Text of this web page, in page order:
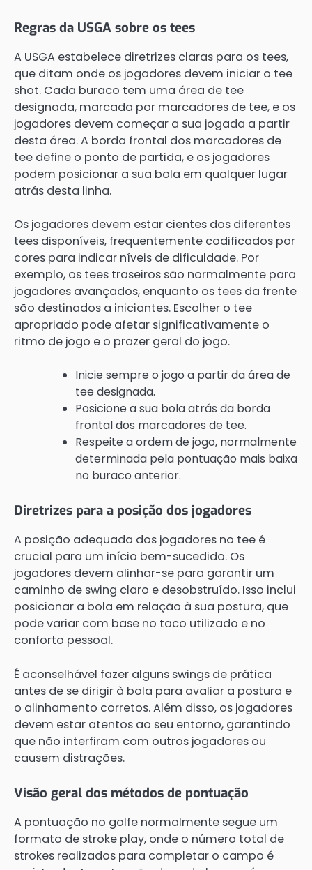
Regras da USGA sobre os tees
A USGA estabelece diretrizes claras para os tees,
que ditam onde os jogadores devem iniciar o tee
shot. Cada buraco tem uma área de tee
designada, marcada por marcadores de tee, e os
jogadores devem começar a sua jogada a partir
desta área. A borda frontal dos marcadores de
tee define o ponto de partida, e os jogadores
podem posicionar a sua bola em qualquer lugar
atrás desta linha.
Os jogadores devem estar cientes dos diferentes
tees disponíveis, frequentemente codificados por
cores para indicar níveis de dificuldade. Por
exemplo, os tees traseiros são normalmente para
jogadores avançados, enquanto os tees da frente
são destinados a iniciantes. Escolher o tee
apropriado pode afetar significativamente o
ritmo de jogo e o prazer geral do jogo.
Inicie sempre o jogo a partir da área de
tee designada.
Posicione a sua bola atrás da borda
frontal dos marcadores de tee.
Respeite a ordem de jogo, normalmente
determinada pela pontuação mais baixa
no buraco anterior.
Diretrizes para a posição dos jogadores
A posição adequada dos jogadores no tee é
crucial para um início bem-sucedido. Os
jogadores devem alinhar-se para garantir um
caminho de swing claro e desobstruído. Isso inclui
posicionar a bola em relação à sua postura, que
pode variar com base no taco utilizado e no
conforto pessoal.
É aconselhável fazer alguns swings de prática
antes de se dirigir à bola para avaliar a postura e
o alinhamento corretos. Além disso, os jogadores
devem estar atentos ao seu entorno, garantindo
que não interfiram com outros jogadores ou
causem distrações.
Visão geral dos métodos de pontuação
A pontuação no golfe normalmente segue um
formato de stroke play, onde o número total de
strokes realizados para completar o campo é